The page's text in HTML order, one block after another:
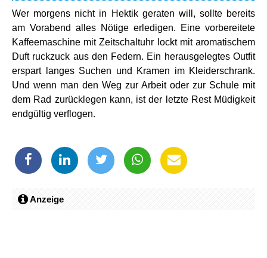
Wer morgens nicht in Hektik geraten will, sollte bereits
am Vorabend alles Nötige erledigen. Eine vorbereitete
Kaffeemaschine mit Zeitschaltuhr lockt mit aromatischem
Duft ruckzuck aus den Federn. Ein herausgelegtes Outfit
erspart langes Suchen und Kramen im Kleiderschrank.
Und wenn man den Weg zur Arbeit oder zur Schule mit
dem Rad zurücklegen kann, ist der letzte Rest Müdigkeit
endgültig verflogen.
Anzeige